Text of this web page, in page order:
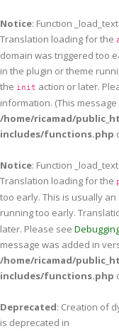
Notice: Function
Translation loading for the
domain was triggered too
in the plugin or theme
the init action or later.
information. (This
/home/ricamad/
includes/functions.php
Notice: Function
Translation loading for the
too early. This is usually
running too early.
later. Please see
message was added in
/home/ricamad/
includes/functions.php
Deprecated: Creation of
is deprecated in